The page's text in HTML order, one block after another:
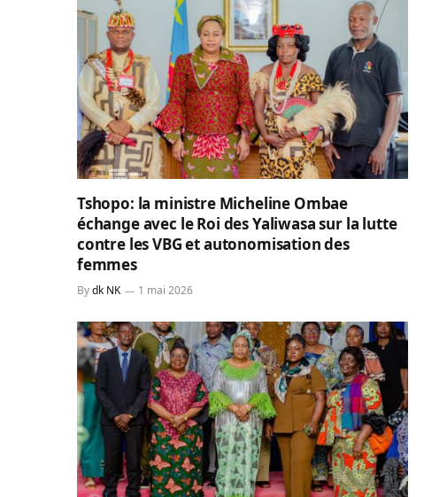
Tshopo: la ministre Micheline Ombae
échange avec le Roi des Yaliwasa sur la lutte
contre les VBG et autonomisation des
femmes
Bydk NK 1 mai 2026